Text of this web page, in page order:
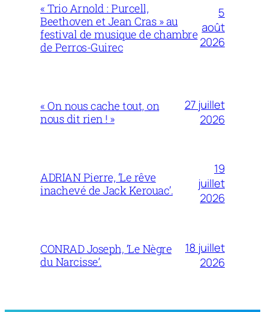
« Trio Arnold : Purcell,
Beethoven et Jean Cras » au
festival de musique de chambre
de Perros-Guirec
5
août
2026
« On nous cache tout, on
nous dit rien ! »
27 juillet
2026
ADRIAN Pierre, ‘Le rêve
inachevé de Jack Kerouac’.
19
juillet
2026
CONRAD Joseph, ‘Le Nègre
du Narcisse’.
18 juillet
2026